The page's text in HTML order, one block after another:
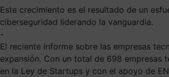
Este crecimiento es el resultado de un
ciberseguridad liderando la vanguardia.
-
El reciente informe sobre las empresas
expansión. Con un total de 698 empresas
en la Ley de Startups y con el apoyo de